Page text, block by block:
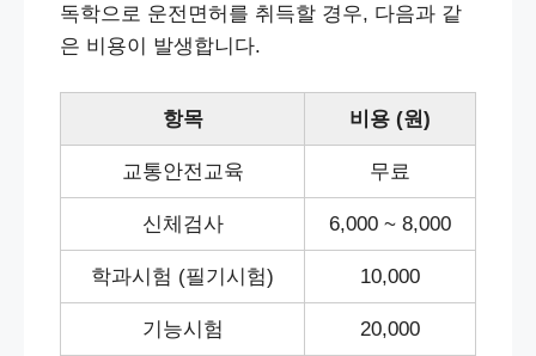
독학으로 운전면허를 취득할 경우, 다음과 같
은 비용이 발생합니다.
항목 비용 (원)
교통안전교육 무료
신체검사 6,000 ~ 8,000
학과시험 (필기시험) 10,000
기능시험 20,000